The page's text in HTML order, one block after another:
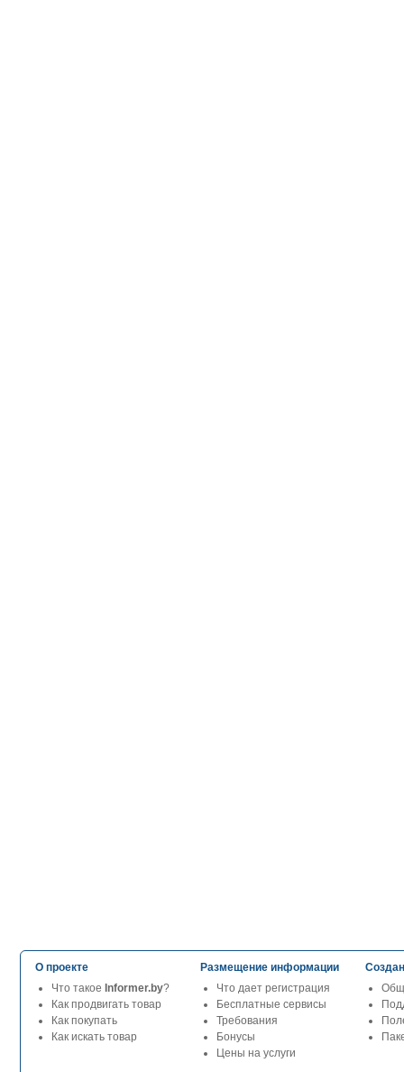
О проекте
Что такое Informer.by?
Как продвигать товар
Как покупать
Как искать товар
Размещение информации
Что дает регистрация
Бесплатные сервисы
Требования
Бонусы
Цены на услуги